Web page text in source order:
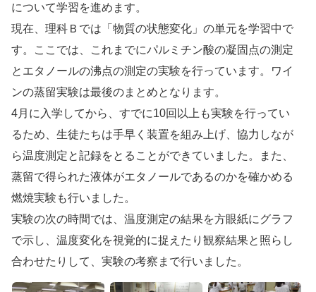
について学習を進めます。
現在、理科Ｂでは「物質の状態変化」の単元を学習中で
す。ここでは、これまでにパルミチン酸の凝固点の測定
とエタノールの沸点の測定の実験を行っています。ワイ
ンの蒸留実験は最後のまとめとなります。
4月に入学してから、すでに10回以上も実験を行ってい
るため、生徒たちは手早く装置を組み上げ、協力しなが
ら温度測定と記録をとることができていました。また、
蒸留で得られた液体がエタノールであるのかを確かめる
燃焼実験も行いました。
実験の次の時間では、温度測定の結果を方眼紙にグラフ
で示し、温度変化を視覚的に捉えたり観察結果と照らし
合わせたりして、実験の考察まで行いました。